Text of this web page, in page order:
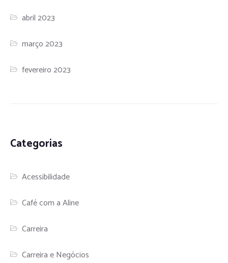
abril 2023
março 2023
fevereiro 2023
Categorias
Acessibilidade
Café com a Aline
Carreira
Carreira e Negócios